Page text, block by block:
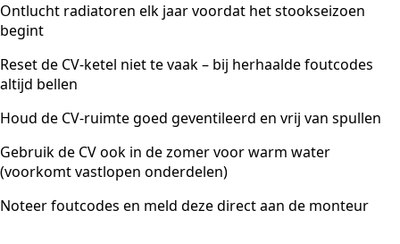
Ontlucht radiatoren elk jaar voordat het stookseizoen
begint
Reset de CV-ketel niet te vaak – bij herhaalde foutcodes
altijd bellen
Houd de CV-ruimte goed geventileerd en vrij van spullen
Gebruik de CV ook in de zomer voor warm water
(voorkomt vastlopen onderdelen)
Noteer foutcodes en meld deze direct aan de monteur